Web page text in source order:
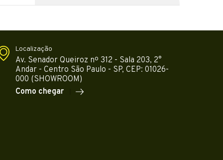
Localização
Av. Senador Queiroz nº 312 - Sala 203, 2°
Andar - Centro São Paulo - SP, CEP: 01026-
000 (SHOWROOM)
Como chegar